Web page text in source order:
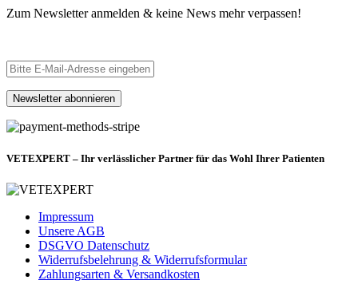
Zum Newsletter anmelden & keine News mehr verpassen!
VETEXPERT – Ihr verlässlicher Partner für das Wohl Ihrer Patienten
Impressum
Unsere AGB
DSGVO Datenschutz
Widerrufsbelehrung & Widerrufsformular
Zahlungsarten & Versandkosten